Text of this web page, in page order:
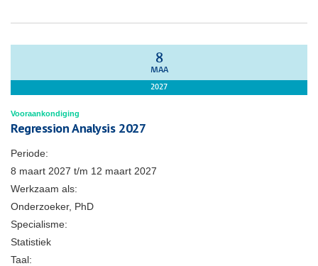
8
MAA
2027
Vooraankondiging
Regression Analysis 2027
Periode:
8 maart 2027 t/m 12 maart 2027
Werkzaam als:
Onderzoeker, PhD
Specialisme:
Statistiek
Taal: